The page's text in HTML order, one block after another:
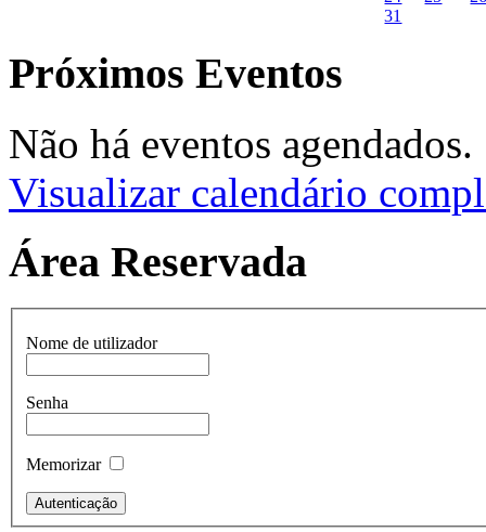
31
Próximos Eventos
Não há eventos agendados.
Visualizar calendário
Área Reservada
Nome de utilizador
Senha
Memorizar